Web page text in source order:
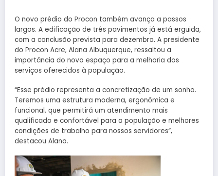
O novo prédio do Procon também avança a passos
largos. A edificação de três pavimentos já está erguida,
com a conclusão prevista para dezembro. A presidente
do Procon Acre, Alana Albuquerque, ressaltou a
importância do novo espaço para a melhoria dos
serviços oferecidos à população.
“Esse prédio representa a concretização de um sonho.
Teremos uma estrutura moderna, ergonômica e
funcional, que permitirá um atendimento mais
qualificado e confortável para a população e melhores
condições de trabalho para nossos servidores”,
destacou Alana.